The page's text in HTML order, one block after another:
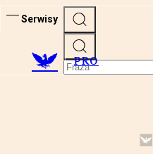
Serwisy
PRO